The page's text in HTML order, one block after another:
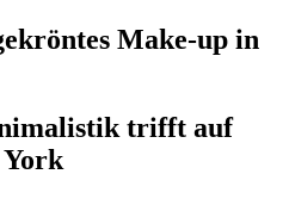
Make-up in
trifft auf